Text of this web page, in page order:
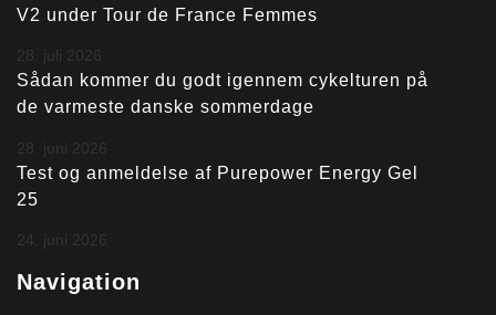
V2 under Tour de France Femmes
28. juli 2026
Sådan kommer du godt igennem cykelturen på
de varmeste danske sommerdage
28. juni 2026
Test og anmeldelse af Purepower Energy Gel
25
24. juni 2026
Navigation